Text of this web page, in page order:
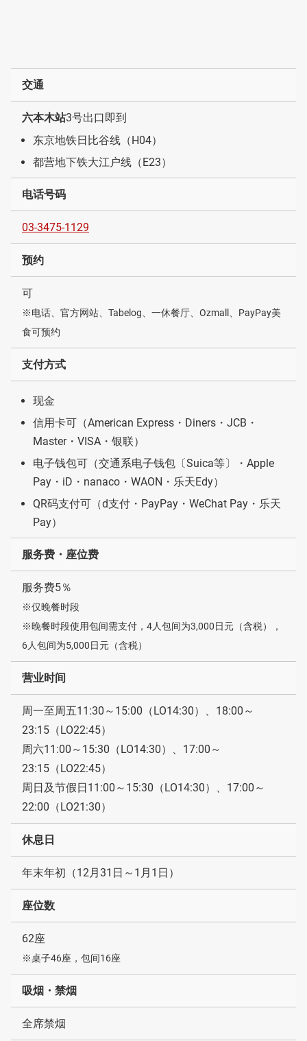
交通
六本木站3号出口即到
东京地铁日比谷线（H04）
都营地下铁大江户线（E23）
电话号码
03-3475-1129
预约
可
※电话、官方网站、Tabelog、一休餐厅、Ozmall、PayPay美
食可预约
支付方式
现金
信用卡可（American Express・Diners・JCB・
Master・VISA・银联）
电子钱包可（交通系电子钱包〔Suica等〕・Apple
Pay・iD・nanaco・WAON・乐天Edy）
QR码支付可（d支付・PayPay・WeChat Pay・乐天
Pay）
服务费・座位费
服务费5％
※仅晚餐时段
※晚餐时段使用包间需支付，4人包间为3,000日元（含税），
6人包间为5,000日元（含税）
营业时间
周一至周五11:30～15:00（LO14:30）、18:00～
23:15（LO22:45）
周六11:00～15:30（LO14:30）、17:00～
23:15（LO22:45）
周日及节假日11:00～15:30（LO14:30）、17:00～
22:00（LO21:30）
休息日
年末年初（12月31日～1月1日）
座位数
62座
※桌子46座，包间16座
吸烟・禁烟
全席禁烟